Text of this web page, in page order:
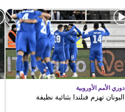
دوري الأمم الأوروبية
اليونان تهزم فنلندا بثنائية نظيفة